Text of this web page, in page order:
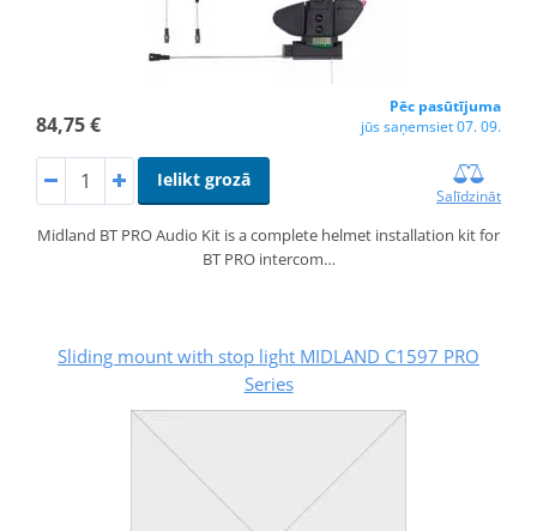
84,75 €
Pēc pasūtījuma
jūs saņemsiet 07. 09.
Ielikt grozā
Salīdzināt
Midland BT PRO Audio Kit is a complete helmet installation kit for
BT PRO intercom…
Sliding mount with stop light MIDLAND C1597 PRO
Series